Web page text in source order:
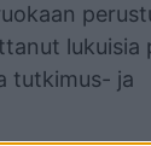
lukuisia
tutkimus- ja